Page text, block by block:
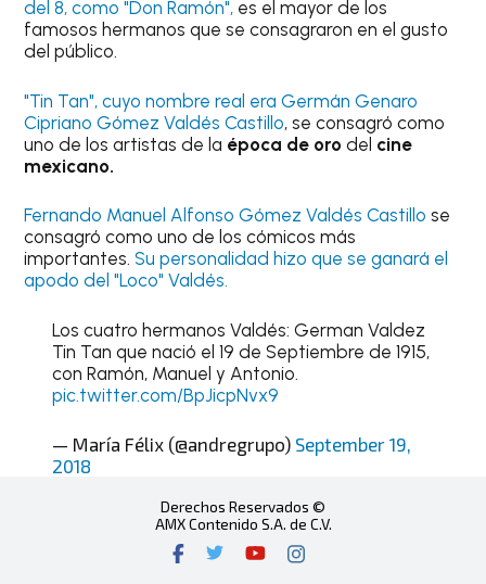
del 8, como "Don Ramón", es el mayor de los
famosos hermanos que se consagraron en el gusto
del público.
"Tin Tan", cuyo nombre real era Germán Genaro
Cipriano Gómez Valdés Castillo, se consagró como
uno de los artistas de la época de oro del cine
mexicano.
Fernando Manuel Alfonso Gómez Valdés Castillo se
consagró como uno de los cómicos más
importantes.Su personalidad hizo que se ganará el
apodo del "Loco" Valdés.
Los cuatro hermanos Valdés: German Valdez
Tin Tan que nació el 19 de Septiembre de 1915,
con Ramón, Manuel y Antonio.
pic.twitter.com/BpJicpNvx9
— María Félix (@andregrupo) September 19,
2018
Derechos Reservados ©
AMX Contenido S.A. de C.V.